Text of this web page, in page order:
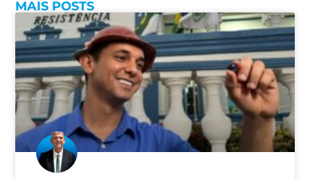
MAIS POSTS